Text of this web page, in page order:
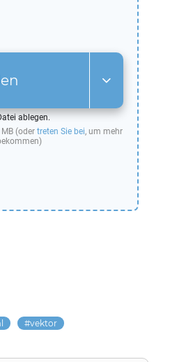
ablegen.
(oder treten Sie bei, um mehr
vektor